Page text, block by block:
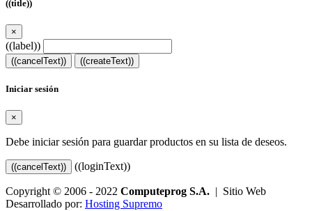
((title))
×
((label))
((cancelText)) ((createText))
Iniciar sesión
×
Debe iniciar sesión para guardar productos en su lista de deseos.
((cancelText)) ((loginText))
Copyright © 2006 - 2022 Computeprog S.A. | Sitio Web
Desarrollado por: Hosting Supremo